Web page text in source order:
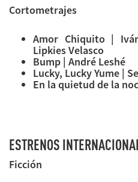
Cortometrajes
Amor Chiquito |
Lipkies Velasco
Bump | André Leshé
Lucky, Lucky Yume |
En la quietud de la
ESTRENOS
Ficción